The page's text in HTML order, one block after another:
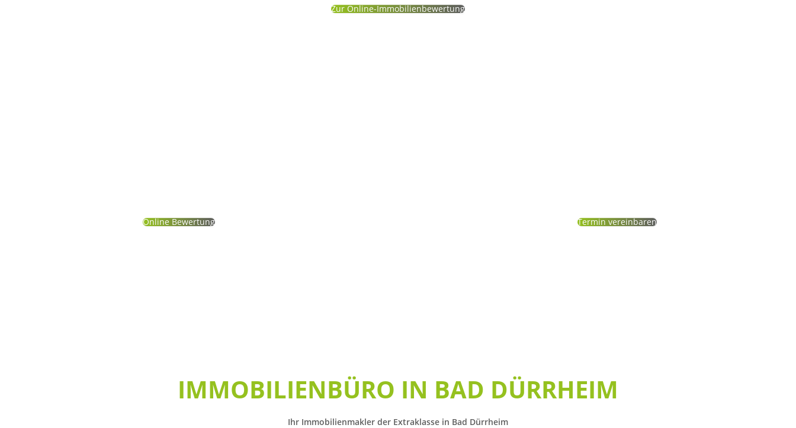
Zur Online-Immobilienbewertung
Online Bewertung Termin vereinbaren
IMMOBILIENBÜRO IN BAD DÜRRHEIM
Ihr Immobilienmakler der Extraklasse in Bad Dürrheim